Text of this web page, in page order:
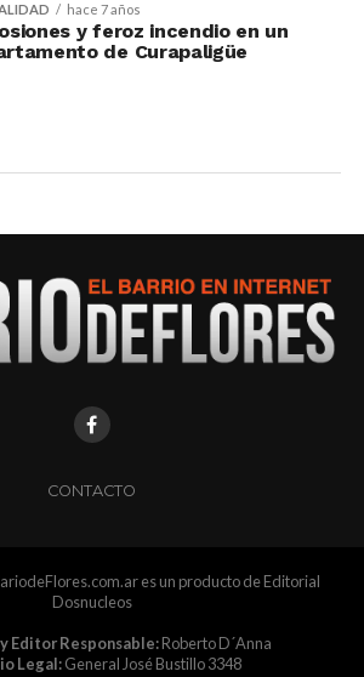
hace 7 años
y feroz incendio en un
de Curapaligüe
CONTACTO
es un producto de Editorial
Dosnucleos
Editor Responsable:Roberto D´Anna
Legal:General José Bustillo 3348